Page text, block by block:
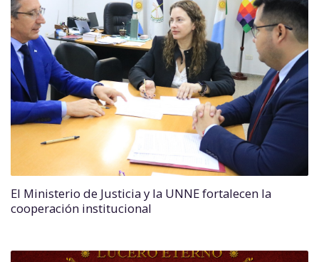
El Ministerio de Justicia y la UNNE fortalecen la
cooperación institucional